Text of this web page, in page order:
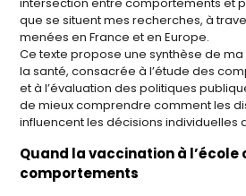
intersection entre comportements et
que se situent mes recherches, à
menées en France et en Europe.
Ce texte propose une synthèse de
la santé, consacrée à l’étude des
et à l’évaluation des politiques
de mieux comprendre comment les
influencent les décisions individuelles
Quand la vaccination à l’école
comportements